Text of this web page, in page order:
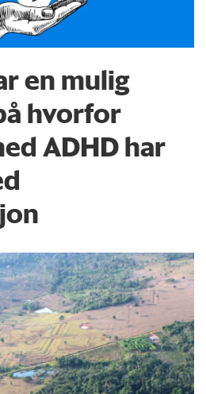
en mulig
hvorfor
ADHD har